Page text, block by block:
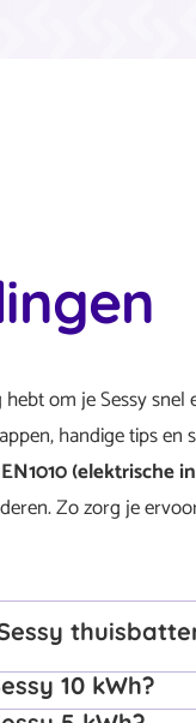
om je Sessy
handige tips en
(elektrische
Zo zorg je
10 kWh?